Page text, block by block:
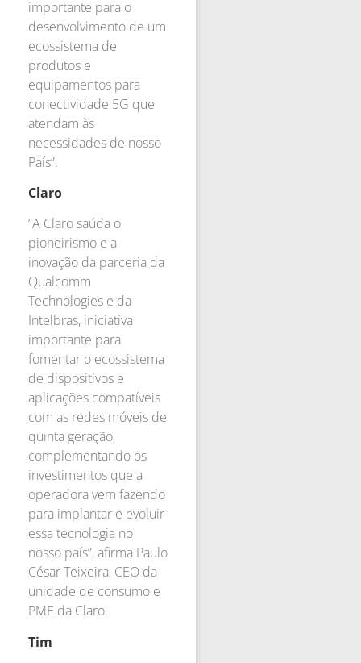
importante para o
desenvolvimento de um
ecossistema de
produtos e
equipamentos para
conectividade 5G que
atendam às
necessidades de nosso
País”.
Claro
“A Claro saúda o
pioneirismo e a
inovação da parceria da
Qualcomm
Technologies e da
Intelbras, iniciativa
importante para
fomentar o ecossistema
de dispositivos e
aplicações compatíveis
com as redes móveis de
quinta geração,
complementando os
investimentos que a
operadora vem fazendo
para implantar e evoluir
essa tecnologia no
nosso país”, afirma Paulo
César Teixeira, CEO da
unidade de consumo e
PME da Claro.
Tim